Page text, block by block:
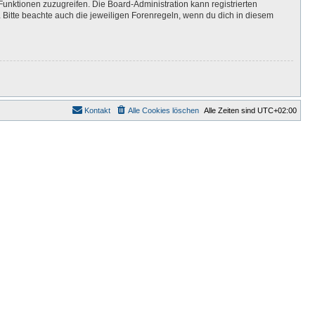
zuzugreifen. Die Board-Administration kann registrierten
beachte auch die jeweiligen Forenregeln, wenn du dich in diesem
Alle Zeiten sind UTC+02:00
Alle Cookies löschen
Kontakt